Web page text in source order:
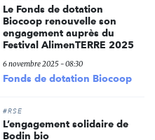
Le Fonds de dotation
Biocoop renouvelle son
engagement auprès du
Festival AlimenTERRE 2025
6 novembre 2025 - 08:30
Fonds de dotation Biocoop
#RSE
L’engagement solidaire de
Bodin bio